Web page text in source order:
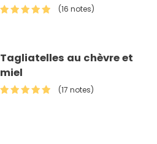
(16 notes)
Tagliatelles au chèvre et
miel
(17 notes)